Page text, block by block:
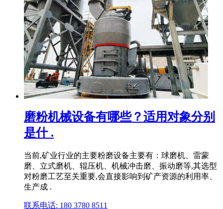
磨粉机械设备有哪些？适用对象分别
是什 .
当前,矿业行业的主要粉磨设备主要有：球磨机、雷蒙
磨、立式磨机、辊压机、机械冲击磨、振动磨等,其选型
对粉磨工艺至关重要,会直接影响到矿产资源的利用率、
生产成 .
联系电话: 180 3780 8511